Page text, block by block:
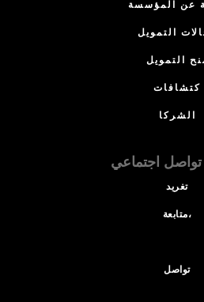
عن المؤسسة
التمويل
التمويل
كتشافات
الشركا
اجتماعي
تغريد
متابعة،
تواصل